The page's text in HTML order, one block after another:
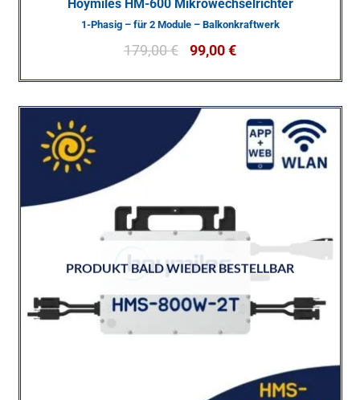
Hoymiles HM-600 Mikrowechselrichter
1-Phasig – für 2 Module – Balkonkraftwerk
179,00€ 99,00€
PRODUKT BALD WIEDER BESTELLBAR